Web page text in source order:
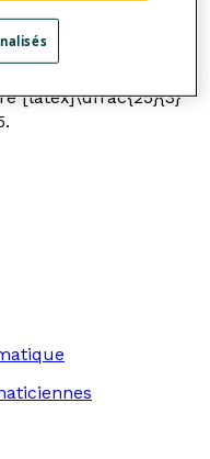
5}{4x\space–
[latex]\dfrac{25}{3}